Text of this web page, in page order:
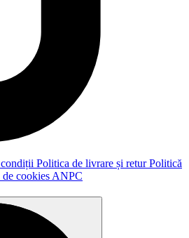
Politica de livrare și returPolitică
cookies ANPC